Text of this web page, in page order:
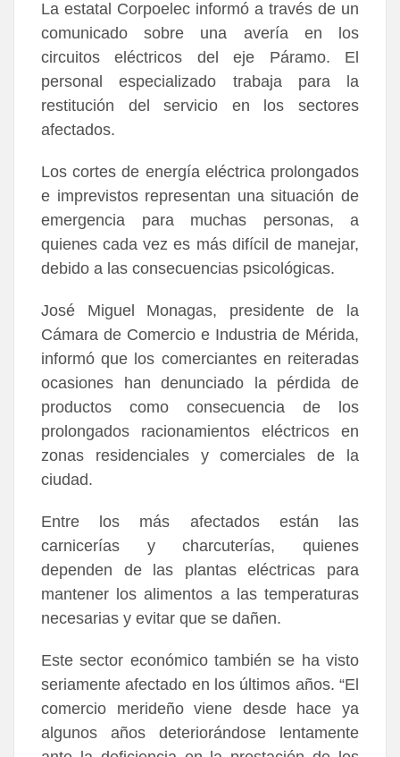
La estatal Corpoelec informó a través de un
comunicado sobre una avería en los
circuitos eléctricos del eje Páramo. El
personal especializado trabaja para la
restitución del servicio en los sectores
afectados.
Los cortes de energía eléctrica prolongados
e imprevistos representan una situación de
emergencia para muchas personas, a
quienes cada vez es más difícil de manejar,
debido a las consecuencias psicológicas.
José Miguel Monagas, presidente de la
Cámara de Comercio e Industria de Mérida,
informó que los comerciantes en reiteradas
ocasiones han denunciado la pérdida de
productos como consecuencia de los
prolongados racionamientos eléctricos en
zonas residenciales y comerciales de la
ciudad.
Entre los más afectados están las
carnicerías y charcuterías, quienes
dependen de las plantas eléctricas para
mantener los alimentos a las temperaturas
necesarias y evitar que se dañen.
Este sector económico también se ha visto
seriamente afectado en los últimos años. “El
comercio merideño viene desde hace ya
algunos años deteriorándose lentamente